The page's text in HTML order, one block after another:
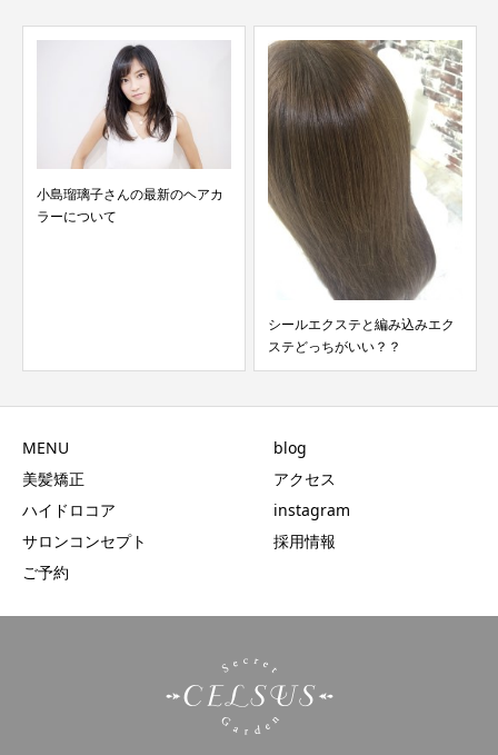
あなたはどれ？？？セルサスの
髪質改善トリートメント...
MENU
美髪矯正
ハイドロコア
サロンコンセプト
ご予約
blog
アクセス
instagram
採用情報